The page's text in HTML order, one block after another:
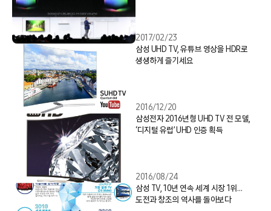
2017/02/23
삼성 UHD TV, 유튜브 영상을 HDR로
생생하게 즐기세요
2016/12/20
삼성전자 2016년형 UHD TV 전 모델,
‘디지털 유럽’ UHD 인증 획득
2016/08/24
삼성 TV, 10년 연속 세계 시장 1위…
도전과 창조의 역사를 돌아보다